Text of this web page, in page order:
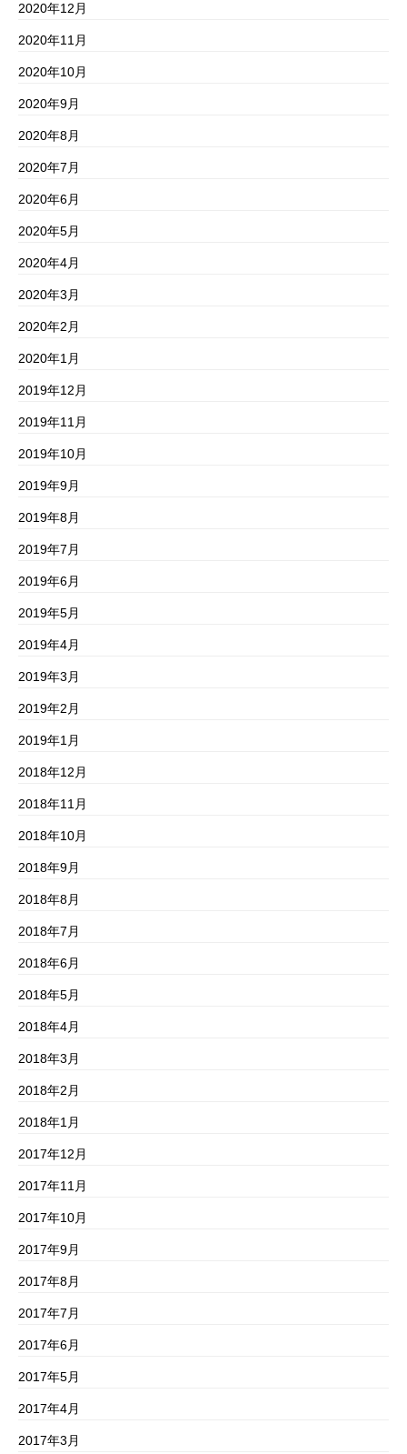
2020年12月
2020年11月
2020年10月
2020年9月
2020年8月
2020年7月
2020年6月
2020年5月
2020年4月
2020年3月
2020年2月
2020年1月
2019年12月
2019年11月
2019年10月
2019年9月
2019年8月
2019年7月
2019年6月
2019年5月
2019年4月
2019年3月
2019年2月
2019年1月
2018年12月
2018年11月
2018年10月
2018年9月
2018年8月
2018年7月
2018年6月
2018年5月
2018年4月
2018年3月
2018年2月
2018年1月
2017年12月
2017年11月
2017年10月
2017年9月
2017年8月
2017年7月
2017年6月
2017年5月
2017年4月
2017年3月